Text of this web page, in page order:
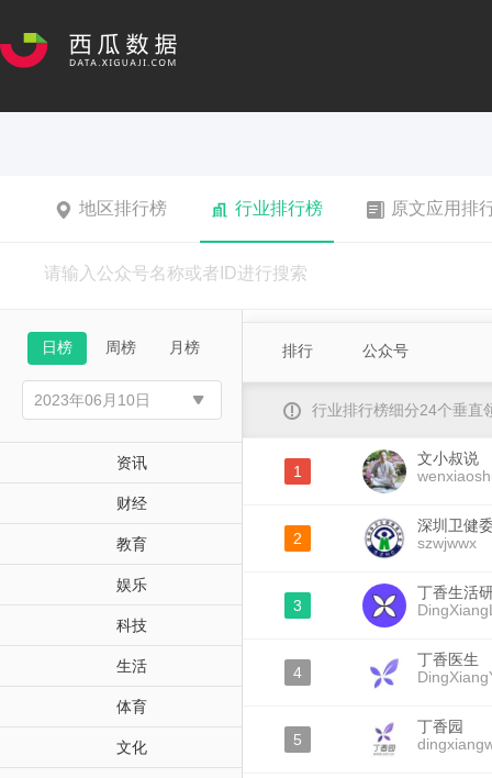
地区排行榜 行业排行榜 原文应用排
日榜 周榜 月榜
资讯
财经
教育
娱乐
科技
生活
体育
文化
排行 公众号
行业排行榜细分24个垂直
1
文小叔说
2
深圳卫健
szwjwwx
3
丁香生活
4
丁香医生
5
丁香园